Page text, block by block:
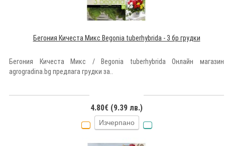
Бегония Кичеста Микс Begonia tuberhybrida - 3 бр грудки
Бегония Кичеста Микс / Begonia tuberhybrida Онлайн магазин
agrogradina.bg предлага грудки за..
4.80€ (9.39 лв.)
Изчерпано